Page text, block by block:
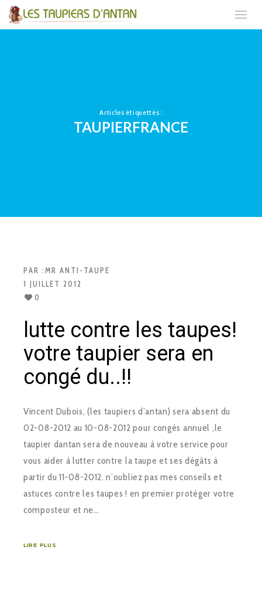
Articles étiquettés :
TAUPIERFRANCE
PAR :MR ANTI-TAUPE
1 JUILLET 2012
0
lutte contre les taupes!
votre taupier sera en
congé du..!!
Vincent Dubois, (les taupiers d’antan) sera absent du
02-08-2012 au 10-08-2012 pour congés annuel ,le
taupier dantan sera de nouveau à votre service pour
vous aider à lutter contre la taupe et ses dégâts à
partir du 11-08-2012. n’oubliez pas mes conseils et
astuces contre les taupes ! en premier protéger votre
composteur et ne…
LIRE PLUS